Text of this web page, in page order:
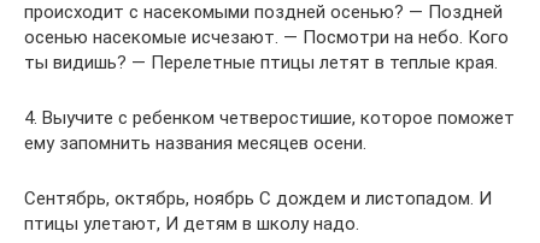
происходит с насекомыми поздней осенью? — Поздней
осенью насекомые исчезают. — Посмотри на небо. Кого
ты видишь? — Перелетные птицы летят в теплые края.
4. Выучите с ребенком четверостишие, которое поможет
ему запомнить названия месяцев осени.
Сентябрь, октябрь, ноябрь С дождем и листопадом. И
птицы улетают, И детям в школу надо.